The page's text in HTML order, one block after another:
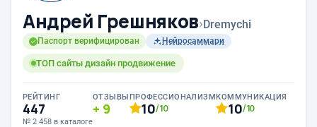
Андрей Грешняков›Dremychi
Паспорт верифицирован Нейросаммари
ТОП сайты дизайн продвижение
РЕЙТИНГ
447
№ 2 458 в каталоге
ОТЗЫВЫ
9
ПРОФЕССИОНАЛИЗМ
10/10
КОММУНИКАЦИЯ
10/10